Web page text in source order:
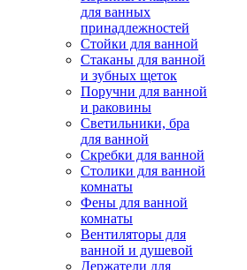
для ванных
принадлежностей
Стойки для ванной
Стаканы для ванной
и зубных щеток
Поручни для ванной
и раковины
Светильники, бра
для ванной
Скребки для ванной
Столики для ванной
комнаты
Фены для ванной
комнаты
Вентиляторы для
ванной и душевой
Держатели для